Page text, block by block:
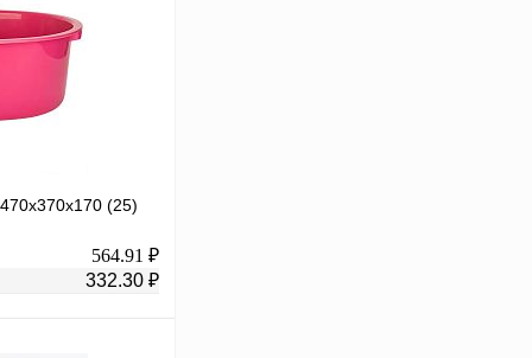
(25)
564.91 ₽
332.30 ₽